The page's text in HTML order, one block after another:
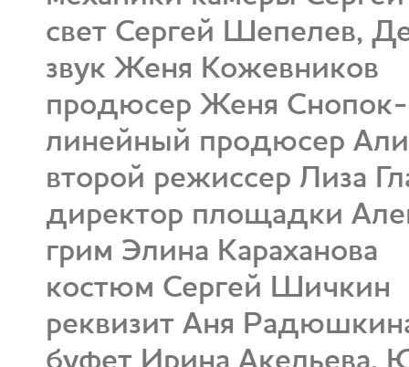
свет Сергей Шепелев,
звук Женя Кожевников
продюсер Женя Снопок-
линейный продюсер
второй режиссер Лиза
директор площадки
грим Элина Караханова
костюм Сергей Шичкин
реквизит Аня